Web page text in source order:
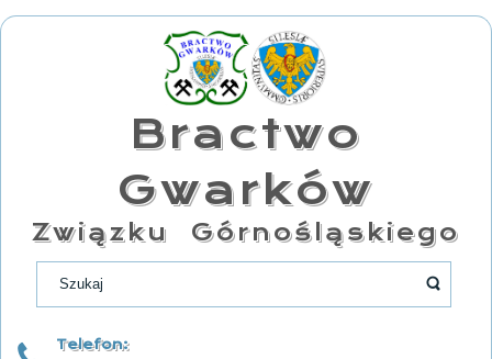
Bractwo
Gwarków
Związku Górnośląskiego
Telefon: